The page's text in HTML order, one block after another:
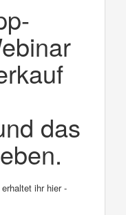
das
ihr hier -